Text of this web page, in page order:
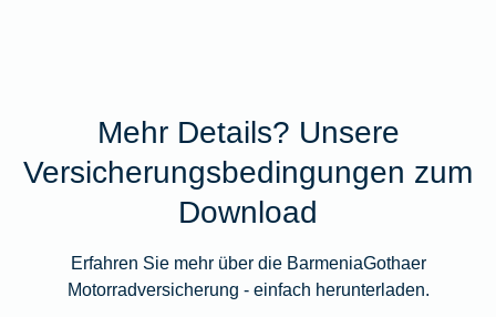
Mehr Details? Unsere
Versicherungsbedingungen zum
Download
Erfahren Sie mehr über die BarmeniaGothaer
Motorradversicherung - einfach herunterladen.